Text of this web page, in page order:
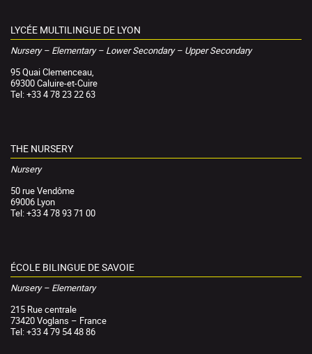
LYCÉE MULTILINGUE DE LYON
Nursery – Elementary – Lower Secondary – Upper Secondary
95 Quai Clemenceau,
69300 Caluire-et-Cuire
Tel: +33 4 78 23 22 63
THE NURSERY
Nursery
50 rue Vendôme
69006 Lyon
Tel: +33 4 78 93 71 00
ÉCOLE BILINGUE DE SAVOIE
Nursery – Elementary
215 Rue centrale
73420 Voglans – France
Tel: +33 4 79 54 48 86